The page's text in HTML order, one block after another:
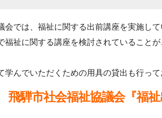
会では、福祉に関する出前講座を実施して
福祉に関する講座を検討されていること
学んでいただくための用具の貸出も行っ
飛騨市社会福祉協議会『福